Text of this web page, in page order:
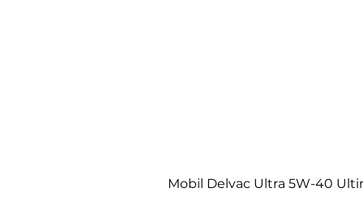
Mobil Delvac Ultra 5W-40